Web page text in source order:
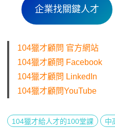
企業找關鍵人才
104獵才顧問 官方網站
104獵才顧問 Facebook
104獵才顧問 LinkedIn
104獵才顧問YouTube
104獵才給人才的100堂課 中